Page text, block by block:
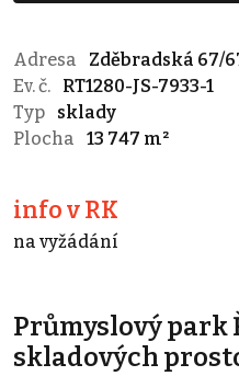
Adresa
Zděbradská 67/
Ev. č.
RT1280-JS-7933-1
Typ
sklady
Plocha
13 747 m²
info v RK
na vyžádání
Průmyslový park
skladových